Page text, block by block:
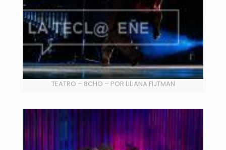
TEATRO – 8CHO – POR LILIANA FIJTMAN